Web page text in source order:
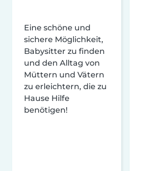
Eine schöne und
sichere Möglichkeit,
Babysitter zu finden
und den Alltag von
Müttern und Vätern
zu erleichtern, die zu
Hause Hilfe
benötigen!